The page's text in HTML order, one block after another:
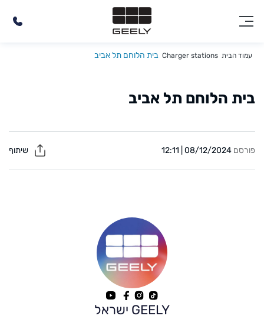
עמוד הבית Charger stations בית הלוחם תל אביב
בית הלוחם תל אביב
פורסם 08/12/2024 | 12:11
GEELY ישראל